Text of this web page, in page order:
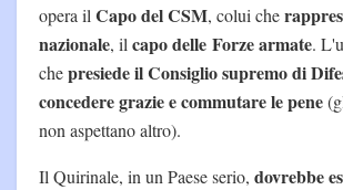
opera il Capo del CSM, colui che
nazionale, il capo delle Forze armate.
chepresiede il Consiglio supremo di
concedere grazie e commutare le pene
non aspettano altro).
Il Quirinale, in un Paese serio, dovrebbe